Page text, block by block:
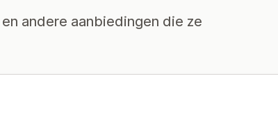
andere aanbiedingen die ze